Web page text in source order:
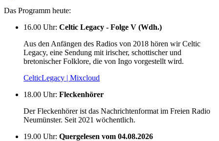
Das Programm heute:
16.00 Uhr: Celtic Legacy - Folge V (Wdh.)
Aus den Anfängen des Radios von 2018 hören wir Celtic
Legacy, eine Sendung mit irischer, schottischer und
bretonischer Folklore, die von Ingo vorgestellt wird.
CelticLegacy | Mixcloud
18.00 Uhr: Fleckenhörer
Der Fleckenhörer ist das Nachrichtenformat im Freien Radio
Neumünster. Seit 2021 wöchentlich.
19.00 Uhr: Quergelesen vom 04.08.2026